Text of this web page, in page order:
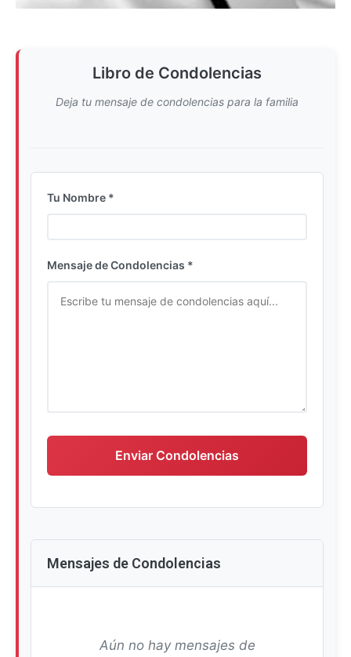
Libro de Condolencias
Deja tu mensaje de condolencias para la familia
Tu Nombre *
Mensaje de Condolencias *
Enviar Condolencias
Mensajes de Condolencias
Aún no hay mensajes de